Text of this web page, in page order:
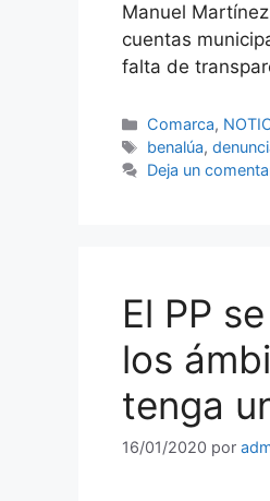
Manuel
cuentas
falta de
Categorías
Comarca,
Etiquetas
benalúa,
Deja un
El PP
los
tenga
16/01/2020 por